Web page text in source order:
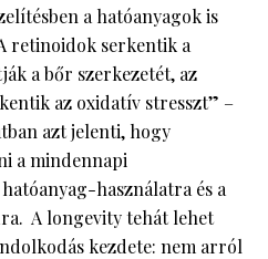
a hatóanyagok is
retinoidok serkentik a
a bőr szerkezetét, az
az oxidatív stresszt” –
azt jelenti, hogy
a mindennapi
használatra és a
A longevity tehát lehet
kezdete: nem arról